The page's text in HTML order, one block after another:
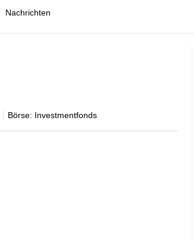
Nachrichten
Börse: Investmentfonds